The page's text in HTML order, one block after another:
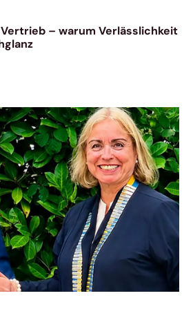
– warum Verlässlichkeit